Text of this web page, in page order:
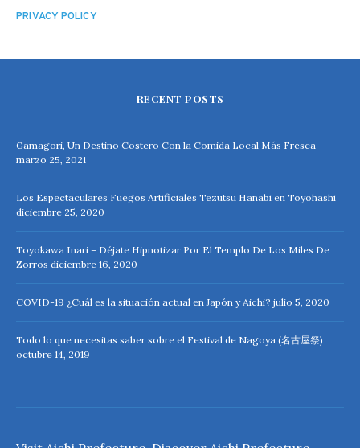
PRIVACY POLICY
RECENT POSTS
Gamagori, Un Destino Costero Con la Comida Local Más Fresca
marzo 25, 2021
Los Espectaculares Fuegos Artificiales Tezutsu Hanabi en Toyohashi
diciembre 25, 2020
Toyokawa Inari – Déjate Hipnotizar Por El Templo De Los Miles De
Zorros diciembre 16, 2020
COVID-19 ¿Cuál es la situación actual en Japón y Aichi? julio 5, 2020
Todo lo que necesitas saber sobre el Festival de Nagoya (名古屋祭)
octubre 14, 2019